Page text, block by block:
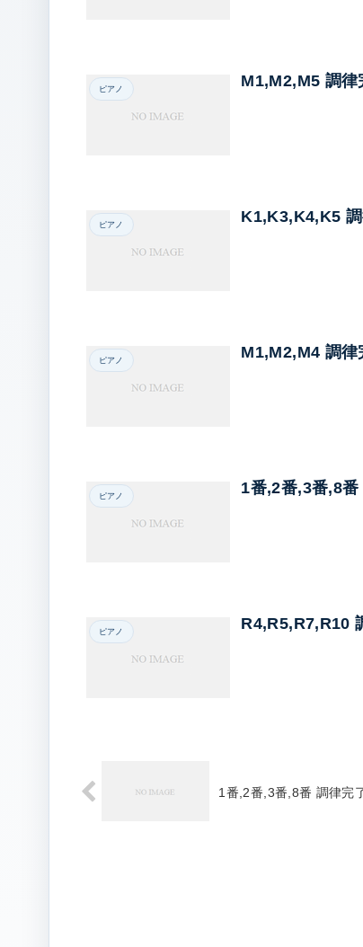
ピアノ M1,M2,M5 調律
ピアノ K1,K3,K4,K5
ピアノ M1,M2,M4 調律
ピアノ 1番,2番,3番,8
ピアノ R4,R5,R7,R10
1番,2番,3番,8番 調律完